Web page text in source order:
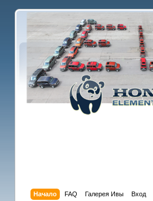
Начало FAQ Галерея Ивы Вход